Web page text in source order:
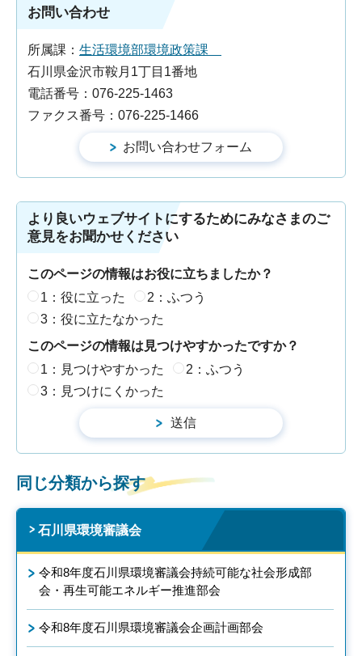
お問い合わせ
所属課： 生活環境部環境政策課
石川県金沢市鞍月1丁目1番地
電話番号：076-225-1463
ファクス番号：076-225-1466
より良いウェブサイトにするためにみなさまのご
意見をお聞かせください
このページの情報はお役に立ちましたか？
1：役に立った
2：ふつう
3：役に立たなかった
このページの情報は見つけやすかったですか？
1：見つけやすかった
2：ふつう
3：見つけにくかった
同じ分類から探す
石川県環境審議会
令和8年度石川県環境審議会持続可能な社会形成部
会・再生可能エネルギー推進部会
令和8年度石川県環境審議会企画計画部会